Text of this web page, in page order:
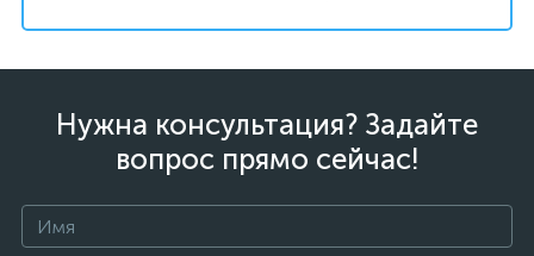
Нужна консультация? Задайте
вопрос прямо сейчас!